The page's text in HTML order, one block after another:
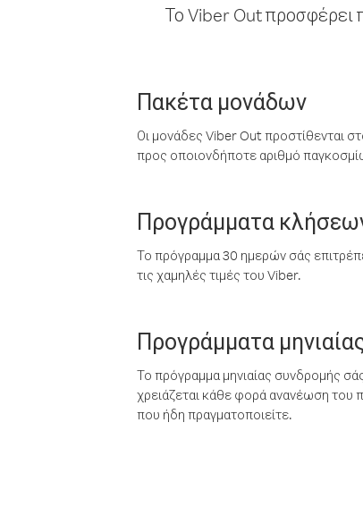
Το Viber Out προσφέρει
Πακέτα μονάδων
Οι μονάδες Viber Out προστίθενται
προς οποιονδήποτε αριθμό
Προγράμματα
Το πρόγραμμα 30 ημερών σάς
τις χαμηλές τιμές του Viber.
Προγράμματα
Το πρόγραμμα μηνιαίας συνδρομής
χρειάζεται κάθε φορά ανανέωση του
που ήδη πραγματοποιείτε.